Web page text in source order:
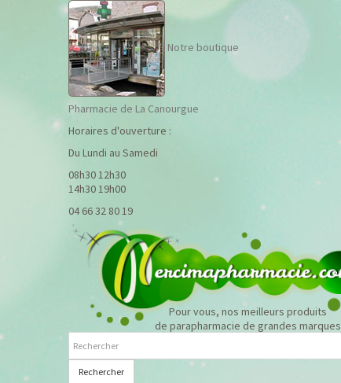
Notre boutique
Pharmacie de La Canourgue
Horaires d'ouverture :
Du Lundi au Samedi
08h30 12h30
14h30 19h00
04 66 32 80 19
Pour vous, nos meilleurs produits
de parapharmacie de grandes marques
Rechercher